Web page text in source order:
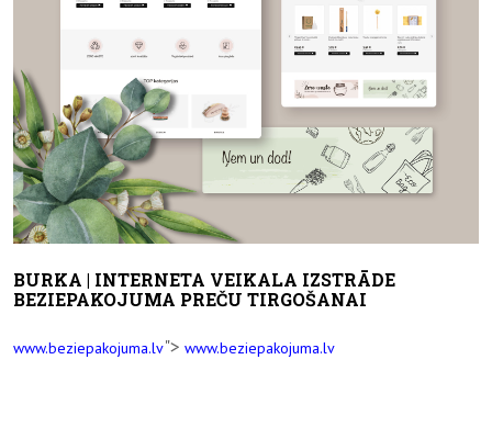
BURKA | INTERNETA VEIKALA IZSTRĀDE
BEZIEPAKOJUMA PREČU TIRGOŠANAI
www.beziepakojuma.lv"> www.beziepakojuma.lv